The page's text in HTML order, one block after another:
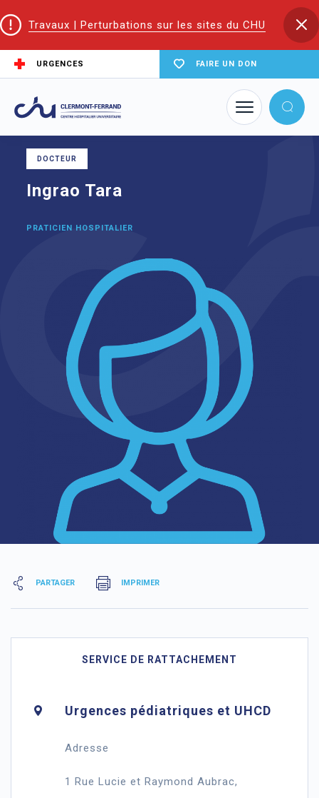
Travaux | Perturbations sur les sites du CHU
URGENCES FAIRE UN DON
Accueil
Urgences pédiatriques et UHCD
Ingrao Tara
DOCTEUR
Ingrao Tara
PRATICIEN HOSPITALIER
PARTAGER IMPRIMER
SERVICE DE RATTACHEMENT
Urgences pédiatriques et UHCD
Adresse
1 Rue Lucie et Raymond Aubrac,